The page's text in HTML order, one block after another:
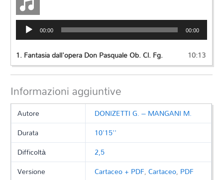
Audio
Player 00:00 00:00
1.Fantasia dall'opera Don Pasquale Ob. Cl. Fg. 10:13
Informazioni aggiuntive
Autore
DONIZETTI G. – MANGANI M.
Durata
10'15''
Difficoltà
2,5
Versione
Cartaceo + PDF,Cartaceo, PDF